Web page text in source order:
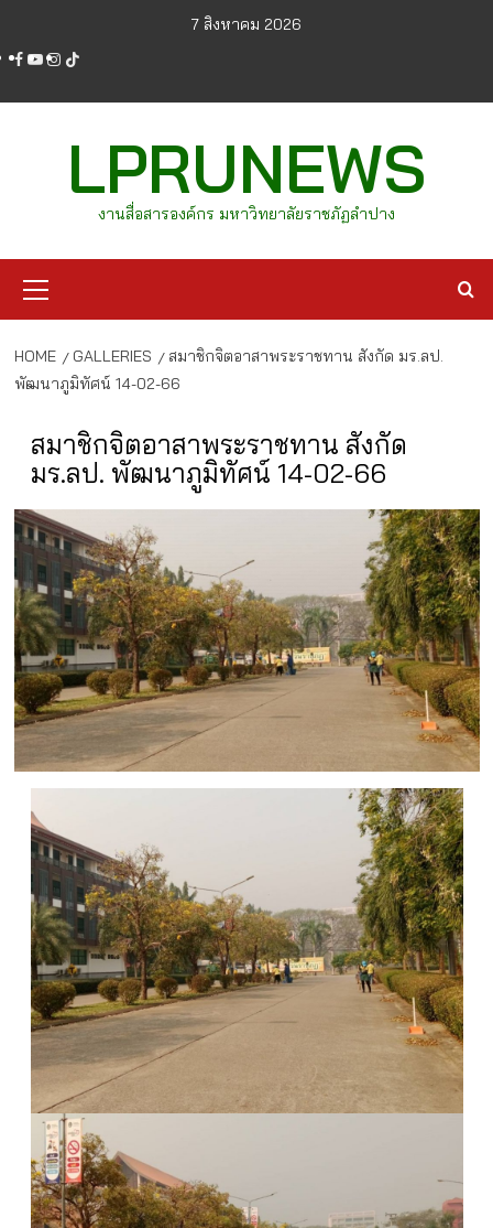
content
7 สิงหาคม 2026
facebook
youtube
instagram
tiktok
LPRUNEWS
งานสื่อสารองค์กร มหาวิทยาลัยราชภัฏลำปาง
Menu
HOME GALLERIES
สมาชิกจิตอาสาพระราชทาน สังกัด มร.ลป.
พัฒนาภูมิทัศน์ 14-02-66
สมาชิกจิตอาสาพระราชทาน สังกัด
มร.ลป. พัฒนาภูมิทัศน์ 14-02-66